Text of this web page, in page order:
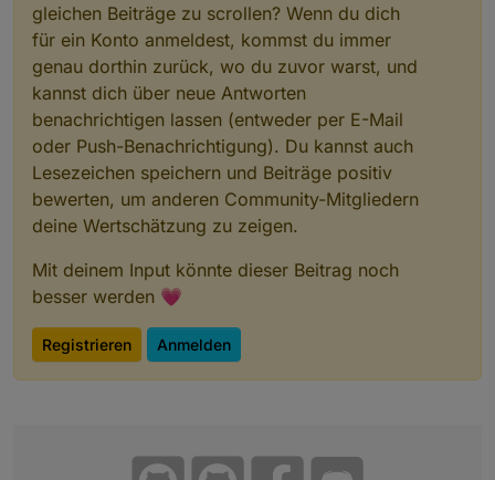
gleichen Beiträge zu scrollen? Wenn du dich
für ein Konto anmeldest, kommst du immer
genau dorthin zurück, wo du zuvor warst, und
kannst dich über neue Antworten
benachrichtigen lassen (entweder per E-Mail
oder Push-Benachrichtigung). Du kannst auch
Lesezeichen speichern und Beiträge positiv
bewerten, um anderen Community-Mitgliedern
deine Wertschätzung zu zeigen.
Mit deinem Input könnte dieser Beitrag noch
besser werden 💗
Registrieren Anmelden